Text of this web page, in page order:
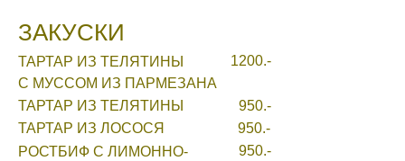
ЗАКУСКИ
1200.-
ТАРТАР ИЗ ТЕЛЯТИНЫ
С МУССОМ ИЗ ПАРМЕЗАНА
950.-
ТАРТАР ИЗ ТЕЛЯТИНЫ
950.-
ТАРТАР ИЗ ЛОСОСЯ
950.-
РОСТБИФ С ЛИМОННО-